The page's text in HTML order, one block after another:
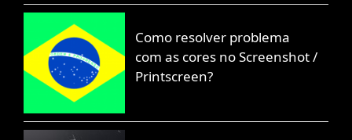
Como resolver problema
com as cores no Screenshot /
Printscreen?